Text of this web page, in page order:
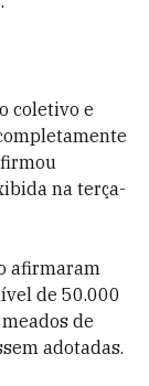
coletivo e
na terça-
afirmaram
de 50.000
de
adotadas.